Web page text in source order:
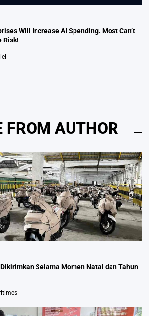
Will Increase AI Spending. Most Can’t
Risk!
FROM AUTHOR
Selama Momen Natal dan Tahun